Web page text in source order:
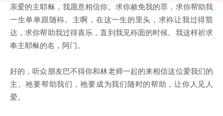
亲爱的主耶稣，我愿意相信你。求你赦免我的罪，求你帮助我
一生单单跟随袮。主啊，在这一生的里头，求袮让我过得豁
达，求你帮助我过得喜乐，直到我见袮面的时候。我这样祈求
奉主耶稣的名，阿门。
好的，听众朋友巴不得你和林老师一起的来相信这位爱我们的
主。祂要帮助我们，祂要成为我们随时的帮助，让你人见人
爱。